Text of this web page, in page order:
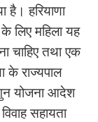
है। हरियाणा
लिए महिला यह
चाहिए तथा एक
के राज्यपाल
योजना आदेश
सहायता